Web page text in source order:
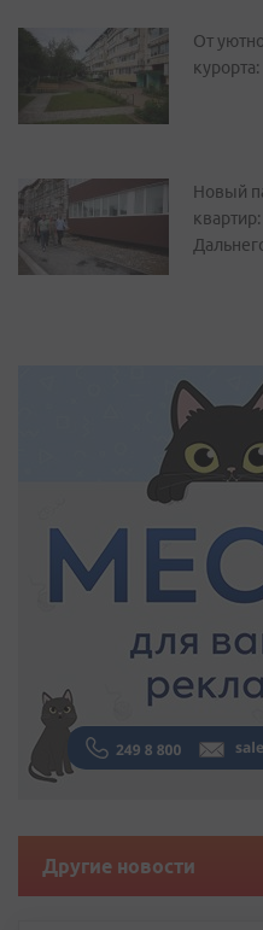
От
Новый
Другие новости